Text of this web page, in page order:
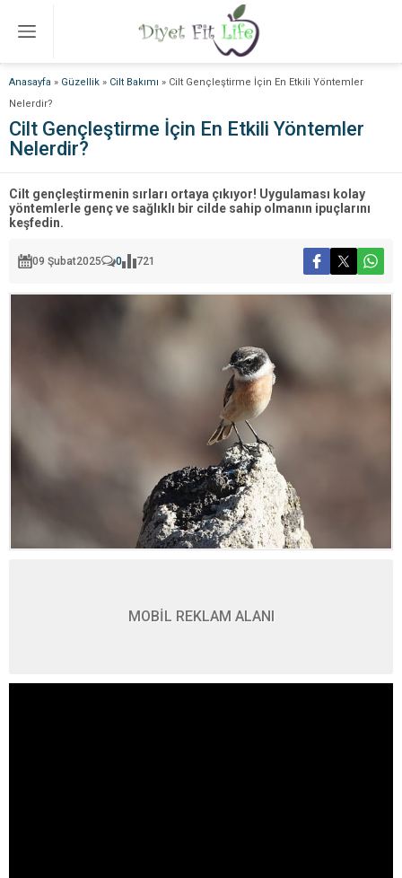
Anasayfa » Güzellik » Cilt Bakımı » Cilt Gençleştirme İçin En Etkili Yöntemler
Nelerdir?
Cilt Gençleştirme İçin En Etkili Yöntemler
Nelerdir?
Cilt gençleştirmenin sırları ortaya çıkıyor! Uygulaması kolay
yöntemlerle genç ve sağlıklı bir cilde sahip olmanın ipuçlarını
keşfedin.
09 Şubat2025 0 721
MOBİL REKLAM ALANI